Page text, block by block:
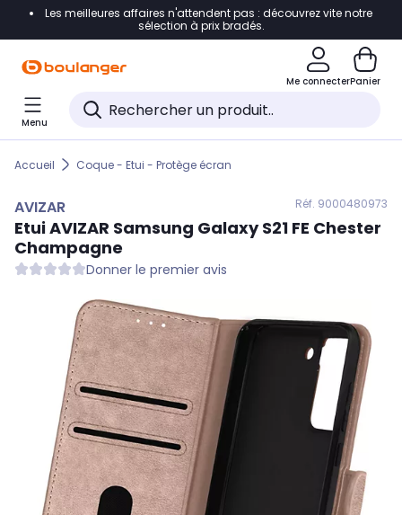
Accéder directement à la navigation
Accéder directement au pied de page
Accéder directement au chatbot
Les meilleures affaires n'attendent pas : découvrez vite notre
sélection à prix bradés.
Me connecterPanier
Menu
Accueil Coque - Etui - Protège écran
AVIZAR Réf. 9000480973
EtuiAVIZAR Samsung Galaxy S21 FE Chester
Champagne
Donner le premier avis